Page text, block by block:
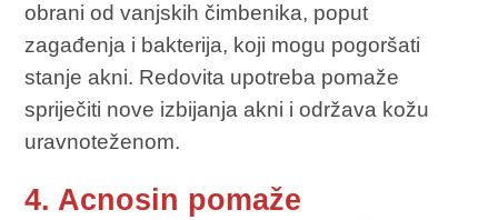
obrani od vanjskih čimbenika, poput
zagađenja i bakterija, koji mogu pogoršati
stanje akni. Redovita upotreba pomaže
spriječiti nove izbijanja akni i održava kožu
uravnoteženom.
4. Acnosin pomaže